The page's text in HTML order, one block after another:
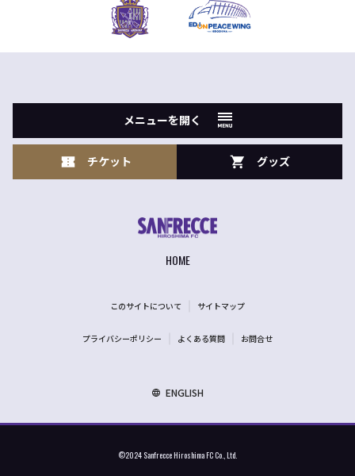
メニューを開く
チケット グッズ
HOME
このサイトについて サイトマップ
プライバシーポリシー よくある質問 お問合せ
ENGLISH
©2024 Sanfrecce Hiroshima FC Co., Ltd.